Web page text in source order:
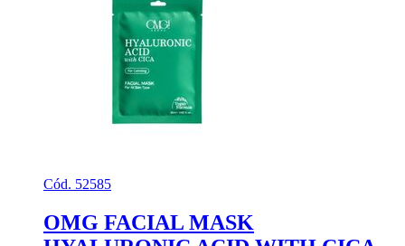
Cód. 52585
OMG FACIAL MASK